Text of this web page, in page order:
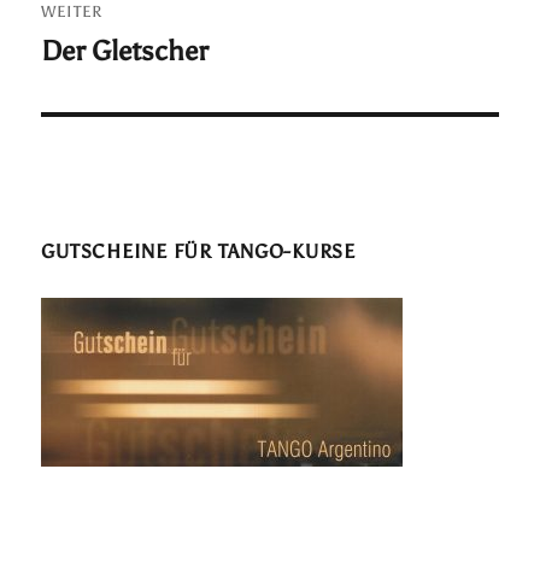
WEITER
Nächster
Der Gletscher
GUTSCHEINE FÜR TANGO-KURSE